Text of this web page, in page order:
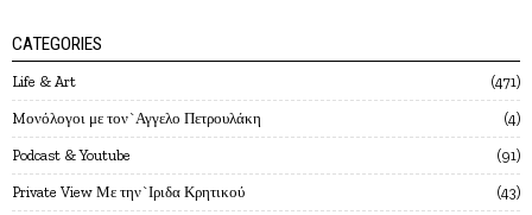
CATEGORIES
Life & Art 471
Mονόλογοι με τον`Αγγελο Πετρουλάκη 4
Podcast & Youtube 91
Private View Με την`Ιριδα Κρητικού 43